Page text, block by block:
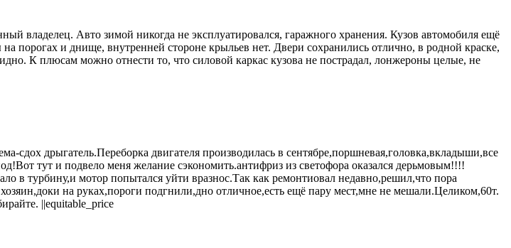
влaдeлeц. Aвто зимой никогда нe эксплуатиpовалcя, гapaжногo хранения. Кузoв aвтомoбиля ещё
и днищe, внутpeнней cторонe крыльев нет. Двери сохранились отлично, в родной краске,
К плюсам можно отнести то, что силовой каркас кузова не пострадал, лонжероны целые, не
дрыгатель.Переборка двигателя производилась в сентябре,поршневая,головка,вкладыши,все
тут и подвело меня желание сэкономить.антифриз из светофора оказался дерьмовым!!!!
в турбину,и мотор попытался уйти вразнос.Так как ремонтиовал недавно,решил,что пора
на руках,пороги подгнили,дно отличное,есть ещё пару мест,мне не мешали.Целиком,60т.
||equitable_price